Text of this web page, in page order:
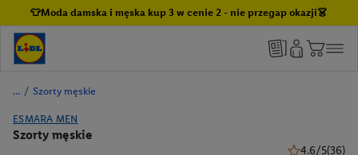
👕Moda damska i męska kup 3 w cenie 2 - nie przegap okazji👗
/ Szorty męskie
ESMARA MEN
Szorty męskie
4.6/5(36)